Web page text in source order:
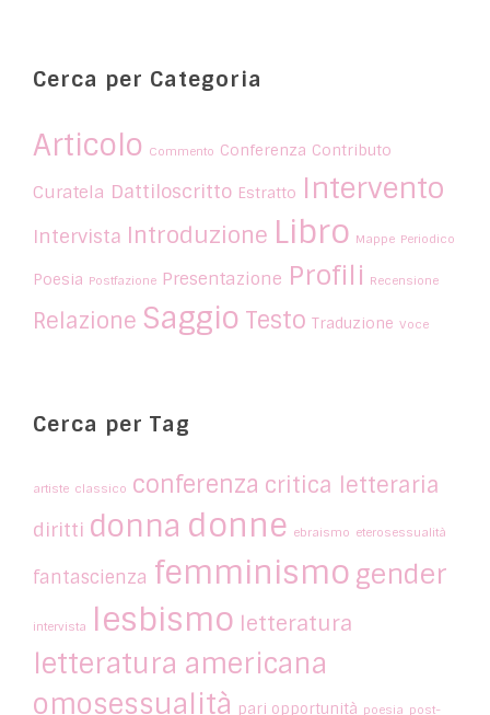
Cerca per Categoria
Articolo Commento Conferenza Contributo
Curatela Dattiloscritto Estratto Intervento
Intervista Introduzione Libro Mappe Periodico
Poesia Postfazione Presentazione Profili Recensione
Relazione Saggio Testo Traduzione Voce
Cerca per Tag
artiste classico conferenza critica letteraria
diritti donna donne ebraismo eterosessualità
fantascienza femminismo gender
intervista lesbismo letteratura
letteratura americana
omosessualità pari opportunità poesia post-